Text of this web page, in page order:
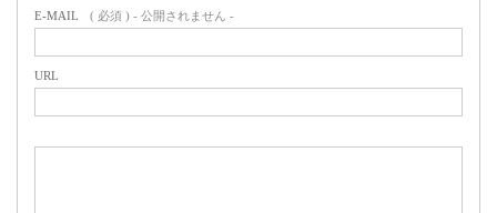
E-MAIL ( 必須 ) - 公開されません -
URL